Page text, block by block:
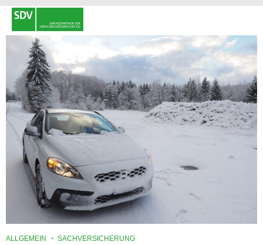
ALLGEMEIN SACHVERSICHERUNG